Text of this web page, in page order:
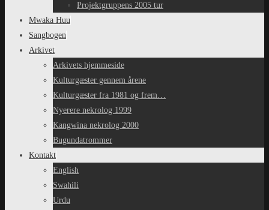
Projektgruppens 2005 tur
Mwaka Huu
Sangbogen
Arkivet
Arkivets hjemmeside
Kulturgæster gennem årene
Kulturgæster fra 1981 og frem…
Nyerere nekrolog 1999
Kangwina nekrolog 2000
Bugundatrommer
Kontakt
English
Swahili
Urdu